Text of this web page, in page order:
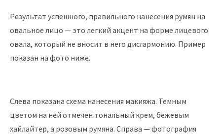
Результат успешного, правильного нанесения румян на
овальное лицо — это легкий акцент на форме лицевого
овала, который не вносит в него дисгармонию. Пример
показан на фото ниже.
Слева показана схема нанесения макияжа. Темным
цветом на ней отмечен тональный крем, бежевым
хайлайтер, а розовым румяна. Справа — фотография